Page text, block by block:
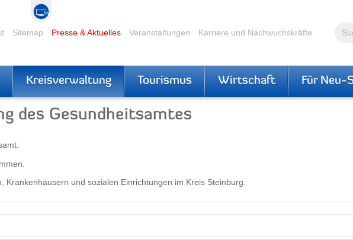
Sitemap Presse & Aktuelles Veranstaltungen Karriere und Nachwuchskräfte
Kreisverwaltung Tourismus Wirtschaft Für Neu-
des Gesundheitsamtes
und sozialen Einrichtungen im Kreis Steinburg.